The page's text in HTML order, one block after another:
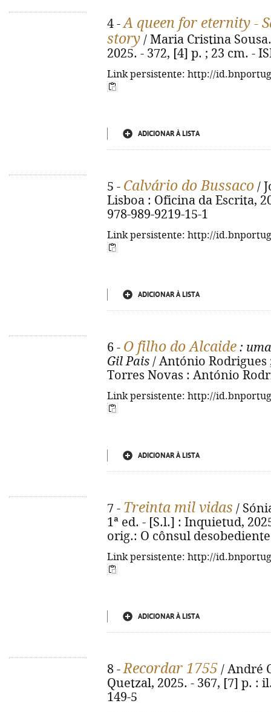
4 -A queen for eternity -
story / Maria Cristina
2025. - 372, [4] p. ; 23 cm. -
Link persistente: http://
ADICIONAR À LISTA
5 - Calvário do Bussaco /
Lisboa : Oficina da Escrita,
978-989-9219-15-1
Link persistente: http://
ADICIONAR À LISTA
6 - O filho do Alcaide :
Gil Pais / António
Torres Novas : António
Link persistente: http://
ADICIONAR À LISTA
7 - Treinta mil vidas /
1ª ed. - [S.l.] : Inquietud,
orig.: O cônsul
Link persistente: http://
ADICIONAR À LISTA
8 -Recordar 1755 / André
Quetzal, 2025. - 367, [7] p. :
149-5